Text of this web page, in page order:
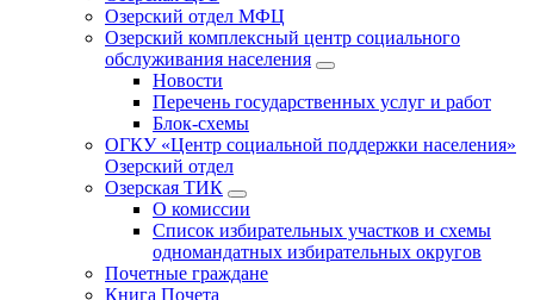
Озерский отдел МФЦ
Озерский комплексный центр социального
обслуживания населения
Новости
Перечень государственных услуг и работ
Блок-схемы
ОГКУ «Центр социальной поддержки населения»
Озерский отдел
Озерская ТИК
О комиссии
Список избирательных участков и схемы
одномандатных избирательных округов
Почетные граждане
Книга Почета